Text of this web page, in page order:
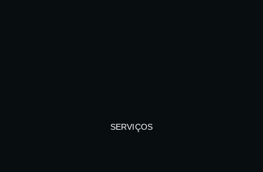
SERVIÇOS